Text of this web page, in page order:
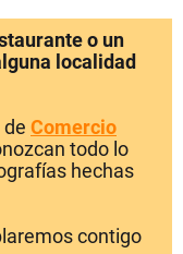
o un
localidad
Comercio
todo lo
hechas
contigo